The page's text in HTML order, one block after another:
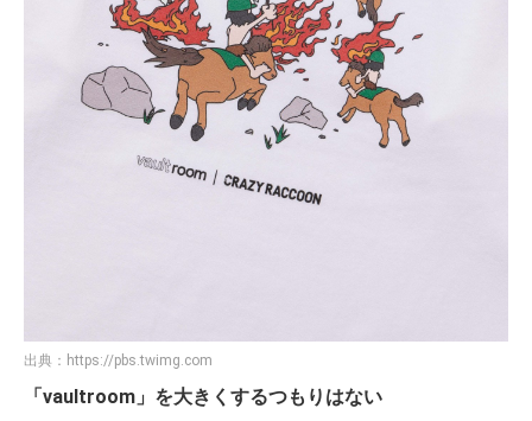
出典： https://pbs.twimg.com
「vaultroom」を大きくするつもりはない